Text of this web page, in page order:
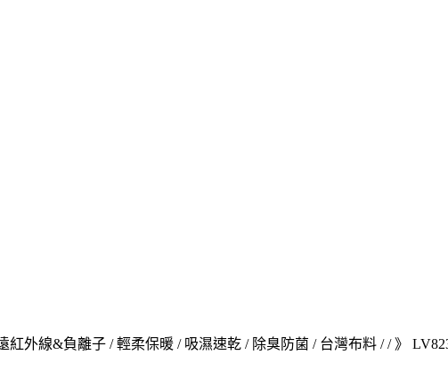
外線&負離子 / 輕柔保暖 / 吸濕速乾 / 除臭防菌 / 台灣布料 / / 》